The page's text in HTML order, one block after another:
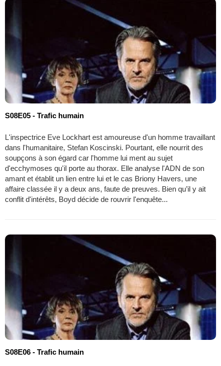
S08E05 - Trafic humain
L'inspectrice Eve Lockhart est amoureuse d'un homme travaillant
dans l'humanitaire, Stefan Koscinski. Pourtant, elle nourrit des
soupçons à son égard car l'homme lui ment au sujet
d'ecchymoses qu'il porte au thorax. Elle analyse l'ADN de son
amant et établit un lien entre lui et le cas Briony Havers, une
affaire classée il y a deux ans, faute de preuves. Bien qu’il y ait
conflit d'intérêts, Boyd décide de rouvrir l'enquête...
S08E06 - Trafic humain